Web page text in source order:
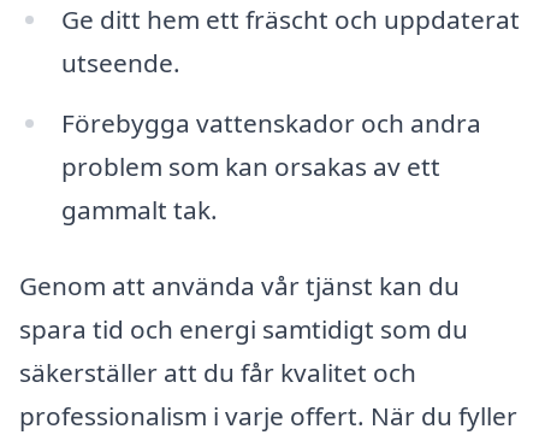
Ge ditt hem ett fräscht och uppdaterat
utseende.
Förebygga vattenskador och andra
problem som kan orsakas av ett
gammalt tak.
Genom att använda vår tjänst kan du
spara tid och energi samtidigt som du
säkerställer att du får kvalitet och
professionalism i varje offert. När du fyller